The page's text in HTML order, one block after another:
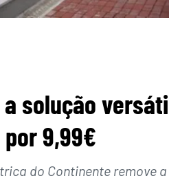
solução
9,99€
do Continente remove a